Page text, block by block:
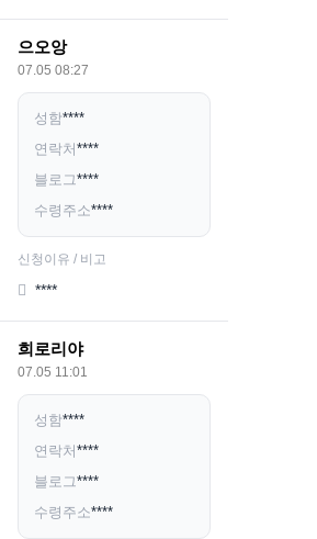
으오앙
07.05 08:27
성함****
연락처 ****
블로그****
수령주소****
신청이유 / 비고
****
희로리야
07.05 11:01
성함****
연락처 ****
블로그****
수령주소****